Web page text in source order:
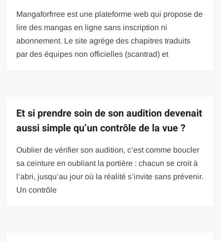
Mangaforfrree est une plateforme web qui propose de
lire des mangas en ligne sans inscription ni
abonnement. Le site agrège des chapitres traduits
par des équipes non officielles (scantrad) et
Et si prendre soin de son audition devenait
aussi simple qu’un contrôle de la vue ?
Oublier de vérifier son audition, c’est comme boucler
sa ceinture en oubliant la portière : chacun se croit à
l’abri, jusqu’au jour où la réalité s’invite sans prévenir.
Un contrôle